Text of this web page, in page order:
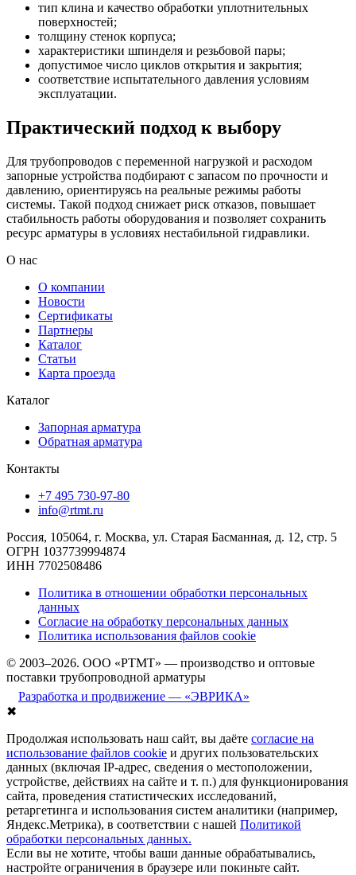
тип клина и качество обработки уплотнительных
поверхностей;
толщину стенок корпуса;
характеристики шпинделя и резьбовой пары;
допустимое число циклов открытия и закрытия;
соответствие испытательного давления условиям
эксплуатации.
Практический подход к выбору
Для трубопроводов с переменной нагрузкой и расходом
запорные устройства подбирают с запасом по прочности и
давлению, ориентируясь на реальные режимы работы
системы. Такой подход снижает риск отказов, повышает
стабильность работы оборудования и позволяет сохранить
ресурс арматуры в условиях нестабильной гидравлики.
О нас
О компании
Новости
Сертификаты
Партнеры
Каталог
Статьи
Карта проезда
Каталог
Запорная арматура
Обратная арматура
Контакты
+7 495 730-97-80
info@rtmt.ru
Россия, 105064, г. Москва, ул. Старая Басманная, д. 12, стр. 5
ОГРН 1037739994874
ИНН 7702508486
Политика в отношении обработки персональных
данных
Согласие на обработку персональных данных
Политика использования файлов cookie
© 2003–2026. ООО «РТМТ» — производство и оптовые
поставки трубопроводной арматуры
Разработка и продвижение — «ЭВРИКА»
✖
Продолжая использовать наш сайт, вы даёте согласие на
использование файлов cookie и других пользовательских
данных (включая IP-адрес, сведения о местоположении,
устройстве, действиях на сайте и т. п.) для функционирования
сайта, проведения статистических исследований,
ретаргетинга и использования систем аналитики (например,
Яндекс.Метрика), в соответствии с нашей Политикой
обработки персональных данных.
Если вы не хотите, чтобы ваши данные обрабатывались,
настройте ограничения в браузере или покиньте сайт.